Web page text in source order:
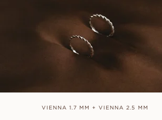
VIENNA 1.7 MM + VIENNA 2.5 MM